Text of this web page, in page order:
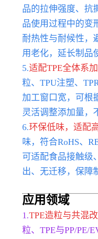
品的拉伸强度、抗
品使用过程中的变
耐热性与耐候性，
用老化，延长制品
5.适配TPE全体系
粒、TPU注塑、
加工窗口宽，可根
灵活调整添加量，
6.环保低味，适配
味，符合RoHS、
可适配食品接触级
出、无迁移，保障
应用领域
1.TPE造粒与共混
粒、TPE与PP/PE/